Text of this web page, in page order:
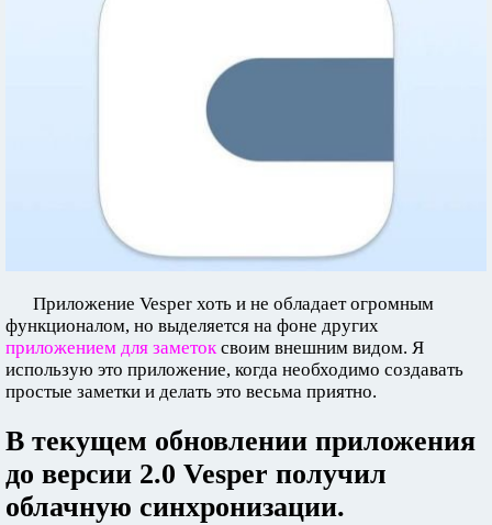
Приложение Vesper хоть и не обладает огромным
функционалом, но выделяется на фоне других
приложением для заметоксвоим внешним видом. Я
использую это приложение, когда необходимо создавать
простые заметки и делать это весьма приятно.
В текущем обновлении приложения
до версии 2.0 Vesper получил
облачную синхронизации.